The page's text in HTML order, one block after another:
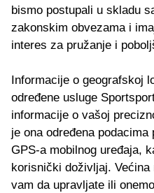
bismo postupali u skladu
zakonskim obvezama i
interes za pružanje i
Informacije o geografskoj
određene usluge
informacije o vašoj
je ona određena
GPS-a mobilnog uređaja,
korisnički doživljaj. Većina
vam da upravljate ili